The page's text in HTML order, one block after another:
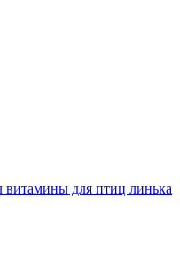
для птиц линька